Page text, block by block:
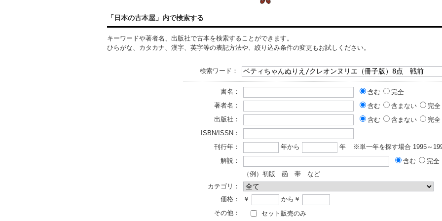
「日本の古本屋」内で検索する
キーワードや著者名、出版社で古本を検索することができます。
ひらがな、カタカナ、漢字、英字等の表記方法や、絞り込み条件の変更もお試しください。
検索ワード：
書名： 含む
完全
著者名：
含む 含まない
完全
出版社：
含む 含まない
完全
ISBN/ISSN：
刊行年：
年から 年
※単一年を探す場合 1995～
解説：
含む
完全
（例）初版 函 帯 など
カテゴリ：
価格：
￥
から￥
その他：
セット販売のみ